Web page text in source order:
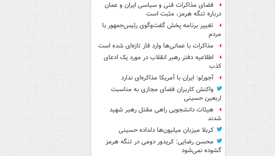
فضای مذاکرات فنی و سیاسی ایران و عمان
درباره تنگه هرمز، مثبت است
تغییر برنامه پخش گفت‌وگوی رئیس‌جمهور با
مردم
مذاکرات با عمانی‌ها وارد فاز تازه‌ای شده است
اطلاعیه دفتر رهبر انقلاب در مورد یک ادعای
کذب
آجورلو: ایران با آمریکا مذاکره‌ای ندارد
واکنش کاربران فضای مجازی به مناسبت
اربعین حسینی
هیئات دانشجویی راهی مقتل رهبر شهید
شدند
کربلا میزبان میلیون‌ها دلداده حسینی
محسن رضایی: کریدور دومی در تنگه هرمز
گشوده نمی‌شود